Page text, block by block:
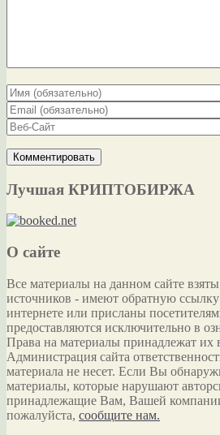
Лучшая КРИПТОБИРЖА
О сайте
Все материалы на данном сайте
источников - имеют обратную ссылку
интернете или присланы
предоставляются исключительно в
Права на материалы принадлежат их
Администрация сайта
материала не несет. Если Вы
материалы, которые нарушают
принадлежащие Вам, Вашей
пожалуйста, сообщите нам.